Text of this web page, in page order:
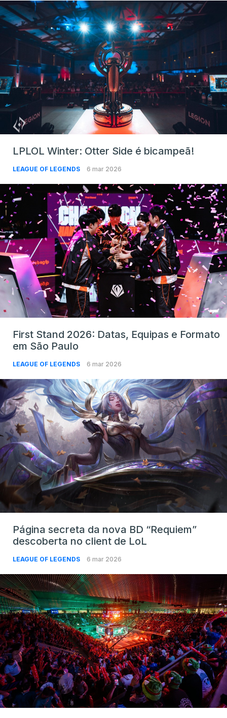
LPLOL Winter: Otter Side é bicampeã!
LEAGUE OF LEGENDS 6 mar 2026
First Stand 2026: Datas, Equipas e Formato
em São Paulo
LEAGUE OF LEGENDS 6 mar 2026
Página secreta da nova BD “Requiem”
descoberta no client de LoL
LEAGUE OF LEGENDS 6 mar 2026